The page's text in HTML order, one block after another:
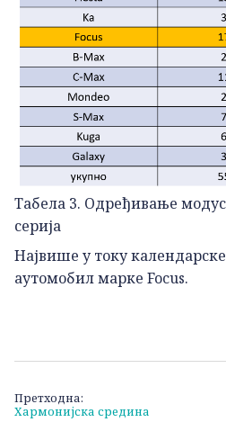
Табела 3. Одређивање
серија
Највише у току
аутомобил марке Focus.
Кретање
чланка
Претходна:
Хармонијска средина